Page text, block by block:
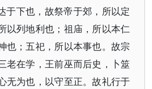
于下也，故祭帝于郊，所以定
以列地利也；祖庙，所以本仁
也；五祀，所以本事也。故宗
老在学，王前巫而后史，卜筮
无为也，以守至正。故礼行于